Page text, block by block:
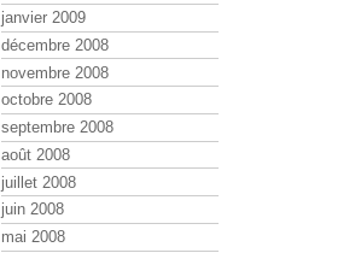
janvier 2009
décembre 2008
novembre 2008
octobre 2008
septembre 2008
août 2008
juillet 2008
juin 2008
mai 2008